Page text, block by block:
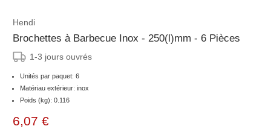
Hendi
Brochettes à Barbecue Inox - 250(l)mm - 6 Pièces
1-3 jours ouvrés
Unités par paquet: 6
Matériau extérieur: inox
Poids (kg): 0.116
6,07 €